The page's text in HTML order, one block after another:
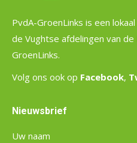
PvdA-GroenLinks is een
de Vughtse afdelingen van
GroenLinks.
Volg ons ook op Facebook,
Nieuwsbrief
Uw naam